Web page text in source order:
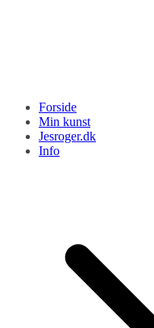
Forside
Min kunst
Jesroger.dk
Info